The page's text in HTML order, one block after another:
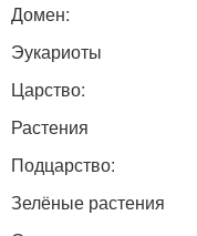
Домен:
Эукариоты
Царство:
Растения
Подцарство:
Зелёные растения